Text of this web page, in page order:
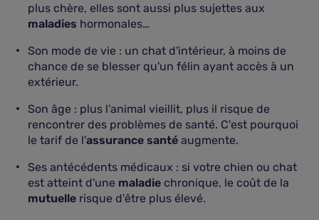
plus chère, elles sont aussi plus sujettes aux
maladies hormonales…
Son mode de vie : un chat d'intérieur, à moins de
chance de se blesser qu'un félin ayant accès à un
extérieur.
Son âge : plus l'animal vieillit, plus il risque de
rencontrer des problèmes de santé. C'est pourquoi
le tarif de l'assurance santé augmente.
Ses antécédents médicaux : si votre chien ou chat
est atteint d'une maladie chronique, le coût de la
mutuelle risque d'être plus élevé.